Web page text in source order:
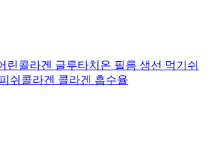
린콜라겐 글루타치온 필름 생선 먹기쉬
쉬콜라겐 콜라겐 흡수율